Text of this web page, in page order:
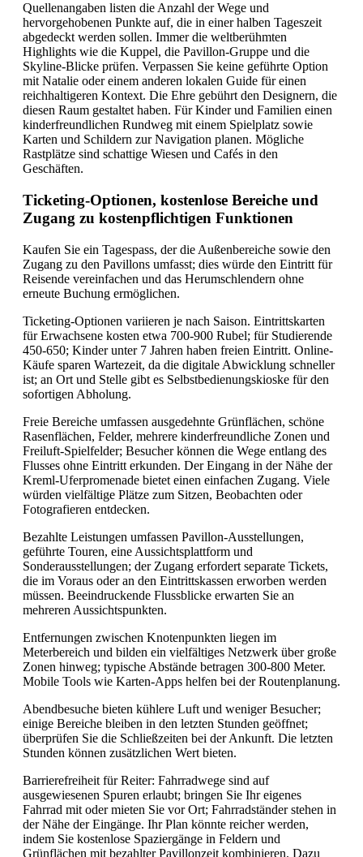
Quellenangaben listen die Anzahl der Wege und
hervorgehobenen Punkte auf, die in einer halben Tageszeit
abgedeckt werden sollen. Immer die weltberühmten
Highlights wie die Kuppel, die Pavillon-Gruppe und die
Skyline-Blicke prüfen. Verpassen Sie keine geführte Option
mit Natalie oder einem anderen lokalen Guide für einen
reichhaltigeren Kontext. Die Ehre gebührt den Designern, die
diesen Raum gestaltet haben. Für Kinder und Familien einen
kinderfreundlichen Rundweg mit einem Spielplatz sowie
Karten und Schildern zur Navigation planen. Mögliche
Rastplätze sind schattige Wiesen und Cafés in den
Geschäften.
Ticketing-Optionen, kostenlose Bereiche und
Zugang zu kostenpflichtigen Funktionen
Kaufen Sie ein Tagespass, der die Außenbereiche sowie den
Zugang zu den Pavillons umfasst; dies würde den Eintritt für
Reisende vereinfachen und das Herumschlendern ohne
erneute Buchung ermöglichen.
Ticketing-Optionen variieren je nach Saison. Eintrittskarten
für Erwachsene kosten etwa 700-900 Rubel; für Studierende
450-650; Kinder unter 7 Jahren haben freien Eintritt. Online-
Käufe sparen Wartezeit, da die digitale Abwicklung schneller
ist; an Ort und Stelle gibt es Selbstbedienungskioske für den
sofortigen Abholung.
Freie Bereiche umfassen ausgedehnte Grünflächen, schöne
Rasenflächen, Felder, mehrere kinderfreundliche Zonen und
Freiluft-Spielfelder; Besucher können die Wege entlang des
Flusses ohne Eintritt erkunden. Der Eingang in der Nähe der
Kreml-Uferpromenade bietet einen einfachen Zugang. Viele
würden vielfältige Plätze zum Sitzen, Beobachten oder
Fotografieren entdecken.
Bezahlte Leistungen umfassen Pavillon-Ausstellungen,
geführte Touren, eine Aussichtsplattform und
Sonderausstellungen; der Zugang erfordert separate Tickets,
die im Voraus oder an den Eintrittskassen erworben werden
müssen. Beeindruckende Flussblicke erwarten Sie an
mehreren Aussichtspunkten.
Entfernungen zwischen Knotenpunkten liegen im
Meterbereich und bilden ein vielfältiges Netzwerk über große
Zonen hinweg; typische Abstände betragen 300-800 Meter.
Mobile Tools wie Karten-Apps helfen bei der Routenplanung.
Abendbesuche bieten kühlere Luft und weniger Besucher;
einige Bereiche bleiben in den letzten Stunden geöffnet;
überprüfen Sie die Schließzeiten bei der Ankunft. Die letzten
Stunden können zusätzlichen Wert bieten.
Barrierefreiheit für Reiter: Fahrradwege sind auf
ausgewiesenen Spuren erlaubt; bringen Sie Ihr eigenes
Fahrrad mit oder mieten Sie vor Ort; Fahrradständer stehen in
der Nähe der Eingänge. Ihr Plan könnte reicher werden,
indem Sie kostenlose Spaziergänge in Feldern und
Grünflächen mit bezahlter Pavillonzeit kombinieren. Dazu